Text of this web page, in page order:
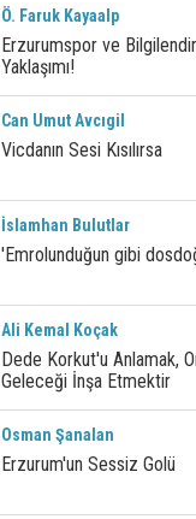
Ö. Faruk Kayaalp
Erzurumspor ve
Yaklaşımı!
Can Umut Avcıgil
Vicdanın Sesi Kısılırsa
İslamhan Bulutlar
'Emrolunduğun gibi
Ali Kemal Koçak
Dede Korkut'u Anlamak,
Geleceği İnşa Etmektir
Osman Şanalan
Erzurum'un Sessiz Golü